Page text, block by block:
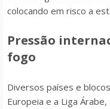
colocando em risco a
Pressão
fogo
Diversos países e
Europeia e a Liga